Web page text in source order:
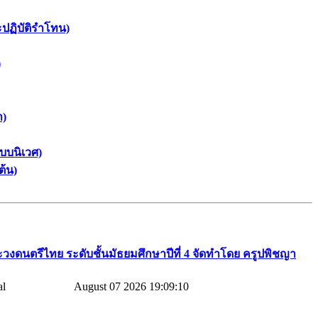
ฏิบัติรำโทน)
)
บนิเวศ)
น)
วงดนตรีไทย​ ระดับชั้นมัธยมศึกษาปีที่​ 4​ จัดทำโดย​ ครูปพิชญา​
August 07 2026 19:09:10